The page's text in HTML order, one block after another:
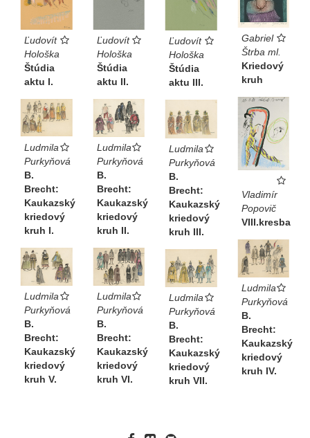
Ľudovít
Hološka
Štúdia
aktu I.
Ľudovít
Hološka
Štúdia
aktu II.
Ľudovít
Hološka
Štúdia
aktu III.
Gabriel
Štrba ml.
Kriedový
kruh
Vladimír
Popovič
VIII.kresba
Ludmila
Purkyňová
B.
Brecht:
Kaukazský
kriedový
kruh I.
Ludmila
Purkyňová
B.
Brecht:
Kaukazský
kriedový
kruh II.
Ludmila
Purkyňová
B.
Brecht:
Kaukazský
kriedový
kruh III.
Ludmila
Purkyňová
B.
Brecht:
Kaukazský
kriedový
kruh IV.
Ludmila
Purkyňová
B.
Brecht:
Kaukazský
kriedový
kruh V.
Ludmila
Purkyňová
B.
Brecht:
Kaukazský
kriedový
kruh VI.
Ludmila
Purkyňová
B.
Brecht:
Kaukazský
kriedový
kruh VII.